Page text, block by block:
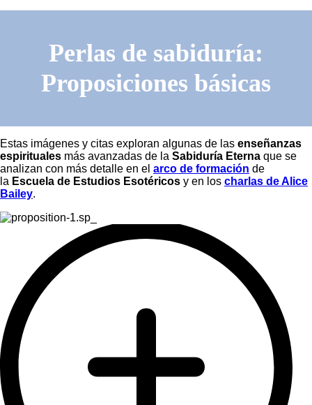
Perlas de sabiduría:
Proposiciones básicas
Estas imágenes y citas exploran algunas de las enseñanzas
espirituales más avanzadas de la Sabiduría Eterna que se
analizan con más detalle en el arco de formación de
la Escuela de Estudios Esotéricos y en los charlas de Alice
Bailey.